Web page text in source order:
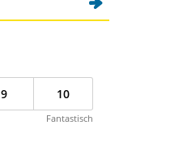
9 10
Fantastisch